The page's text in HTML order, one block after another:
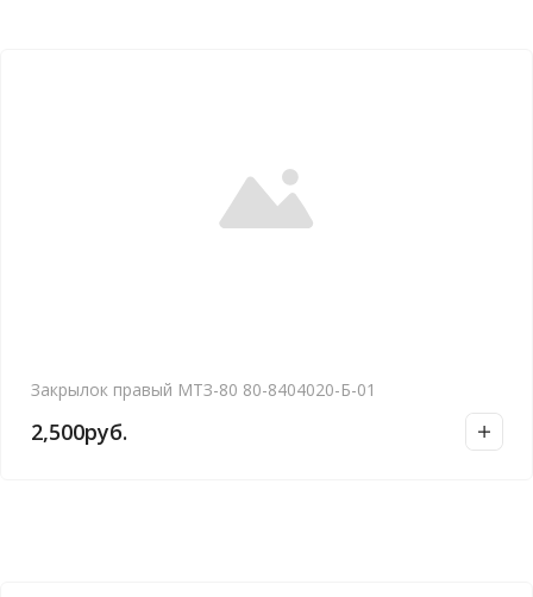
Закрылок правый МТЗ-80 80-8404020-Б-01
2,500руб.